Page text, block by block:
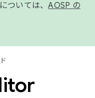
ついては、AOSP の